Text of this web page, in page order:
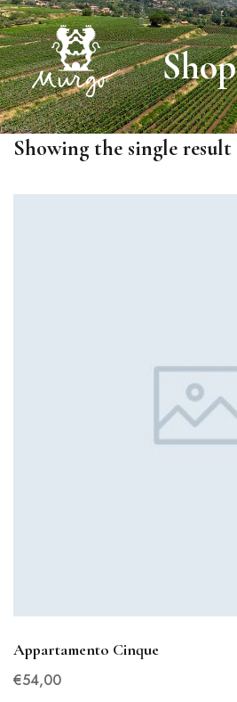
Shop
Showing the single result
Appartamento Cinque
€54,00